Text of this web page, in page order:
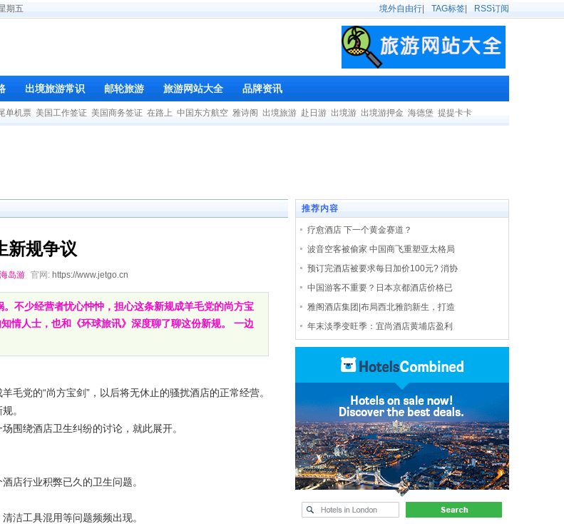
期五 境外自由行 TAG标签 RSS订阅
出境旅游常识 邮轮旅游 旅游网站大全 品牌资讯
单机票 美国工作签证 美国商务签证 在路上 中国东方航空 雅诗阁 出境旅游 赴日游 出境游 出境游押金 海德堡 提提卡卡
新规争议
岛游 官网: https://www.jetgo.cn
不少经营者忧心忡忡，担心这条新规成羊毛党的尚方宝
情人士，也和《环球旅讯》深度聊了聊这份新规。 一边
党的“尚方宝剑”，以后将无休止的骚扰酒店的正常经营。
。
绕酒店卫生纠纷的讨论，就此展开。
行业积弊已久的卫生问题。
工具混用等问题频频出现。
推荐内容
疗愈酒店 下一个黄金赛道？
波音空客被偷家 中国商飞重塑亚太格局
预订完酒店被要求每日加价100元? 消协
中国游客不重要？日本京都酒店价格已
雅阁酒店集团|布局西北雅韵新生，打造
年末淡季变旺季：宜尚酒店黄埔店盈利